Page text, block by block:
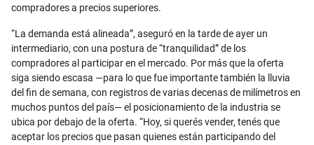
compradores a precios superiores.
“La demanda está alineada”, aseguró en la tarde de ayer un
intermediario, con una postura de “tranquilidad” de los
compradores al participar en el mercado. Por más que la oferta
siga siendo escasa —para lo que fue importante también la lluvia
del fin de semana, con registros de varias decenas de milímetros en
muchos puntos del país— el posicionamiento de la industria se
ubica por debajo de la oferta. “Hoy, si querés vender, tenés que
aceptar los precios que pasan quienes están participando del